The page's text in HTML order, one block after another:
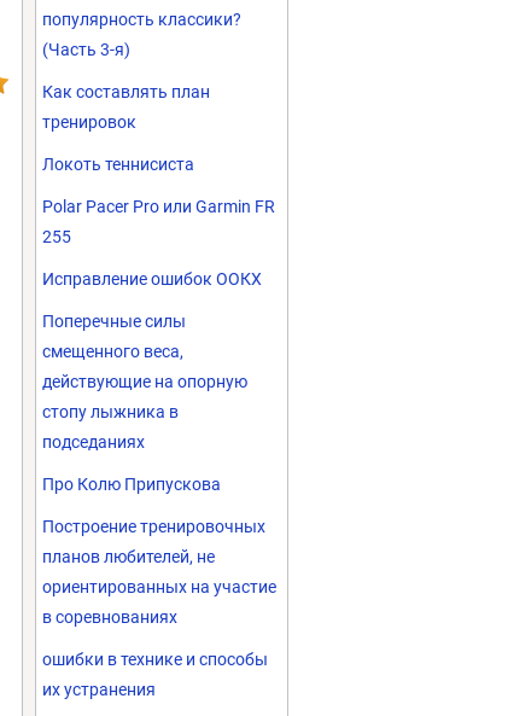
популярность классики?
(Часть 3-я)
Как составлять план
тренировок
Локоть теннисиста
Polar Pacer Pro или Garmin FR
255
Исправление ошибок ООКХ
Поперечные силы
смещенного веса,
действующие на опорную
стопу лыжника в
подседаниях
Про Колю Припускова
Построение тренировочных
планов любителей, не
ориентированных на участие
в соревнованиях
ошибки в технике и способы
их устранения